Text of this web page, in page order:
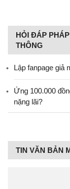
HỎI ĐÁP
THÔNG
Lập fanpage giả
Ứng 100.000
nặng lãi?
TIN VĂN BẢN